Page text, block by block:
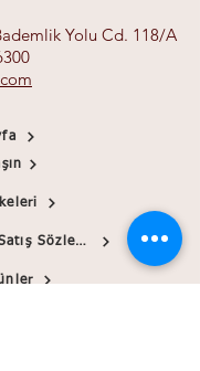
Yolu Cd. 118/A
Mesafeli Satış Sözleşmesi